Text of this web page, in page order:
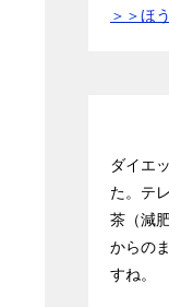
＞＞ほ
ダイエ
た。テ
茶（減
からの
すね。